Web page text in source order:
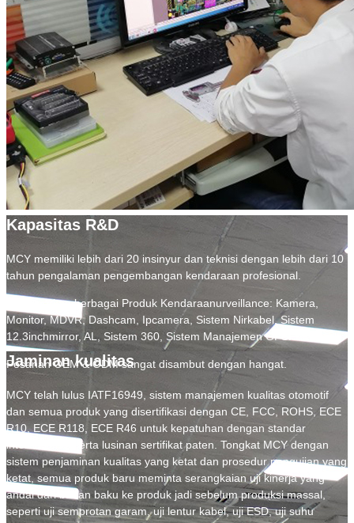
Kapasitas R&D
MCY memiliki lebih dari 20 insinyur dan teknisi dengan lebih dari 10
tahun pengalaman pengembangan kendaraan profesional.
Menawarkan berbagai Produk Kendaraanurveillance: Kamera,
Monitor, MDVR, Dashcam, Ipcamera, Sistem Nirkabel, Sistem
12.3inchmirror, AL, Sistem 360, Sistem Manajemen GPSFLEET, dll.
Pesanan OEM & ODM sangat disambut dengan hangat.
Jaminan kualitas
MCY telah lulus IATF16949, sistem manajemen kualitas otomotif
dan semua produk yang disertifikasi dengan CE, FCC, ROHS, ECE
R10, ECE R118, ECE R46 untuk kepatuhan dengan standar
internasional serta lusinan sertifikat paten. Tongkat MCY dengan
sistem penjaminan kualitas yang ketat dan prosedur pengujian yang
ketat, semua produk baru meminta serangkaian uji kinerja yang
andal dari bahan baku ke produk jadi sebelum produksi massal,
seperti uji semprotan garam, uji lentur kabel, uji ESD, uji suhu